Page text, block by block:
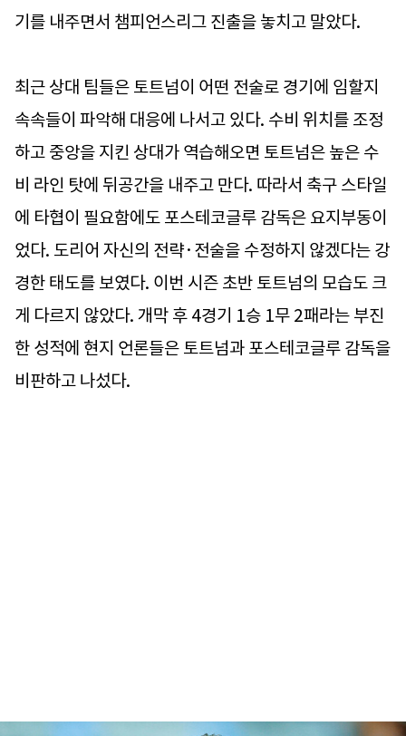
기를 내주면서 챔피언스리그 진출을 놓치고 말았다.
최근 상대 팀들은 토트넘이 어떤 전술로 경기에 임할지
속속들이 파악해 대응에 나서고 있다. 수비 위치를 조정
하고 중앙을 지킨 상대가 역습해오면 토트넘은 높은 수
비 라인 탓에 뒤공간을 내주고 만다. 따라서 축구 스타일
에 타협이 필요함에도 포스테코글루 감독은 요지부동이
었다. 도리어 자신의 전략·전술을 수정하지 않겠다는 강
경한 태도를 보였다. 이번 시즌 초반 토트넘의 모습도 크
게 다르지 않았다. 개막 후 4경기 1승 1무 2패라는 부진
한 성적에 현지 언론들은 토트넘과 포스테코글루 감독을
비판하고 나섰다.